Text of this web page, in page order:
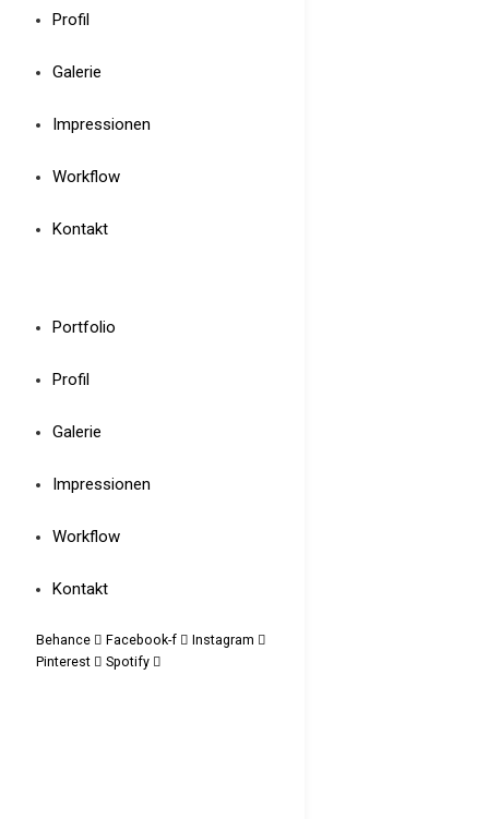
Profil
Galerie
Impressionen
Workflow
Kontakt
Portfolio
Profil
Galerie
Impressionen
Workflow
Kontakt
Behance Facebook-f
Instagram
Pinterest
Spotify